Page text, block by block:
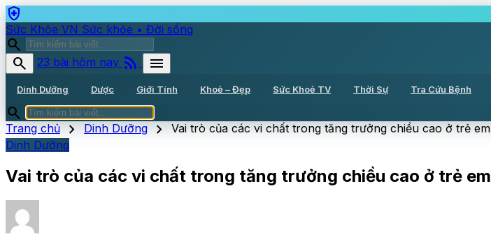
health_and_safety
Sức Khỏe VN Sức khỏe • Đời sống
search
search
23 bài hôm nay rss_feed menu
Dinh Dưỡng Dược Giới Tính Khoẻ – Đẹp Sức Khoẻ TV Thời Sự Tra Cứu Bệnh
search
Trang chủ chevron_right Dinh Dưỡng chevron_right Vai trò của các vi chất trong tăng trưởng chiều cao ở trẻ em
Dinh Dưỡng
Vai trò của các vi chất trong tăng trưởng chiều cao ở trẻ em